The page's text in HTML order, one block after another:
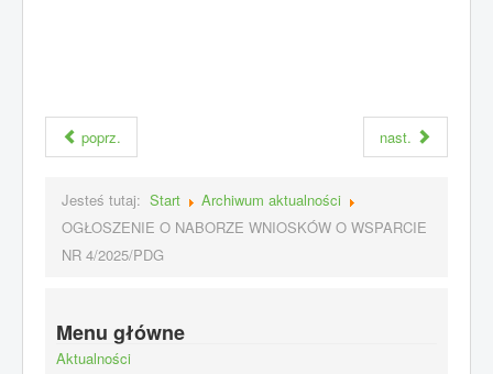
poprz. nast.
Jesteś tutaj: Start
Archiwum aktualności
OGŁOSZENIE O NABORZE WNIOSKÓW O WSPARCIE
NR 4/2025/PDG
Menu główne
Aktualności